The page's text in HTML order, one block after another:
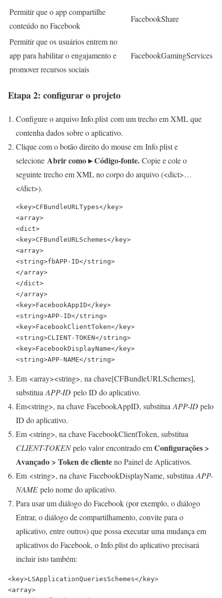
Permitir que o app compartilhe
conteúdo no Facebook
FacebookShare
Permitir que os usuários entrem no
app para habilitar o engajamento e
promover recursos sociais
FacebookGamingServices
Etapa 2: configurar o projeto
Configure o arquivoInfo.plistcom um trecho em XML que
contenha dados sobre o aplicativo.
Clique com o botão direito do mouse em Info.pliste
selecione Abrir como ▸ Código-fonte.Copie e cole o
seguinte trecho em XML no corpo do arquivo(<dict>…
</dict>).
<key>CFBundleURLTypes</key>
<array>
<dict>
<key>CFBundleURLSchemes</key>
<array>
<string>fbAPP-ID</string>
</array>
</dict>
</array>
<key>FacebookAppID</key>
<string>APP-ID</string>
<key>FacebookClientToken</key>
<string>CLIENT-TOKEN</string>
<key>FacebookDisplayName</key>
<string>APP-NAME</string>
Em <array><string>, na chave[CFBundleURLSchemes],
substituaAPP-ID pelo ID do aplicativo.
Em<string>, na chave FacebookAppID, substituaAPP-IDpelo
ID do aplicativo.
Em <string>, na chaveFacebookClientToken, substitua
CLIENT-TOKENpelo valor encontrado emConfigurações >
Avançado > Token de clienteno Painel de Aplicativos.
Em <string>, na chave FacebookDisplayName, substituaAPP-
NAME pelo nome do aplicativo.
Para usar um diálogo do Facebook (por exemplo, o diálogo
Entrar, o diálogo de compartilhamento, convite para o
aplicativo, entre outros) que possa executar uma mudança em
aplicativos do Facebook, oInfo.plistdo aplicativo precisará
incluir isto também:
<key>LSApplicationQueriesSchemes</key>
<array>